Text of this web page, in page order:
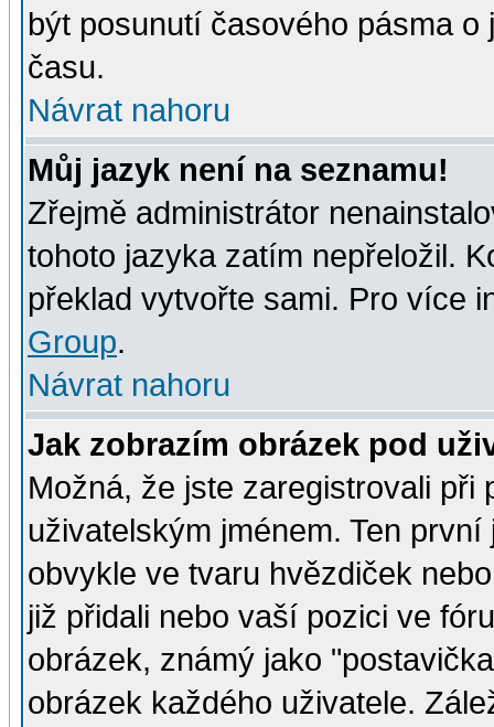
být posunutí časového pásma
času.
Návrat nahoru
Můj jazyk není na seznamu!
Zřejmě administrátor
tohoto jazyka zatím nepřeložil.
překlad vytvořte sami. Pro více
Group.
Návrat nahoru
Jak zobrazím obrázek pod
Možná, že jste zaregistrovali
uživatelským jménem. Ten
obvykle ve tvaru hvězdiček
již přidali nebo vaší pozici ve
obrázek, známý jako
obrázek každého uživatele.